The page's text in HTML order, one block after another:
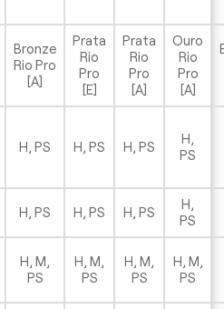
Bronze
Rio Pro
[A]
Prata
Rio
Pro
[E]
Prata
Rio
Pro
[A]
Ouro
Rio
Pro
[A]
H, PS H, PS H, PS
H,
PS
H, PS H, PS H, PS
H,
PS
H, M,
PS
H, M,
PS
H, M,
PS
H, M,
PS